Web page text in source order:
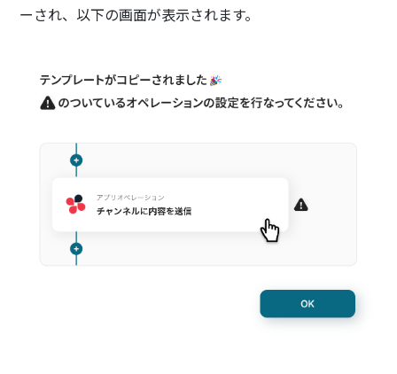
ーされ、以下の画面が表示されます。